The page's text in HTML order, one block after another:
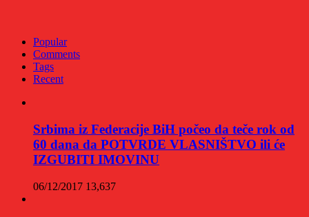
Popular
Comments
Tags
Recent
Srbima iz Federacije BiH počeo da teče rok od
60 dana da POTVRDE VLASNIŠTVO ili će
IZGUBITI IMOVINU
06/12/2017 13,637